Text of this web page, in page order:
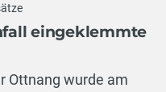
eingeklemmte
Ottnang wurde am